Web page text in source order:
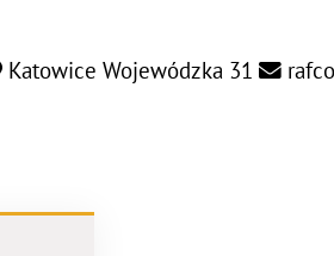
Katowice Wojewódzka 31